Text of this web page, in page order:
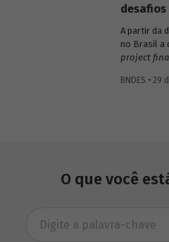
A partir da
no Brasil a
project
economia
nesse
BNDES • 29
O que você